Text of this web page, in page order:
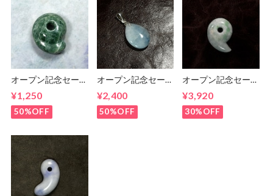
オープン記念セー
がたま 勾玉
¥1,250
50%OFF
オープン記念セー
翠 しずくペンダン
トトップ
¥2,400
50%OFF
オープン記念セー
がたま 勾玉
12.8g
¥3,920
30%OFF